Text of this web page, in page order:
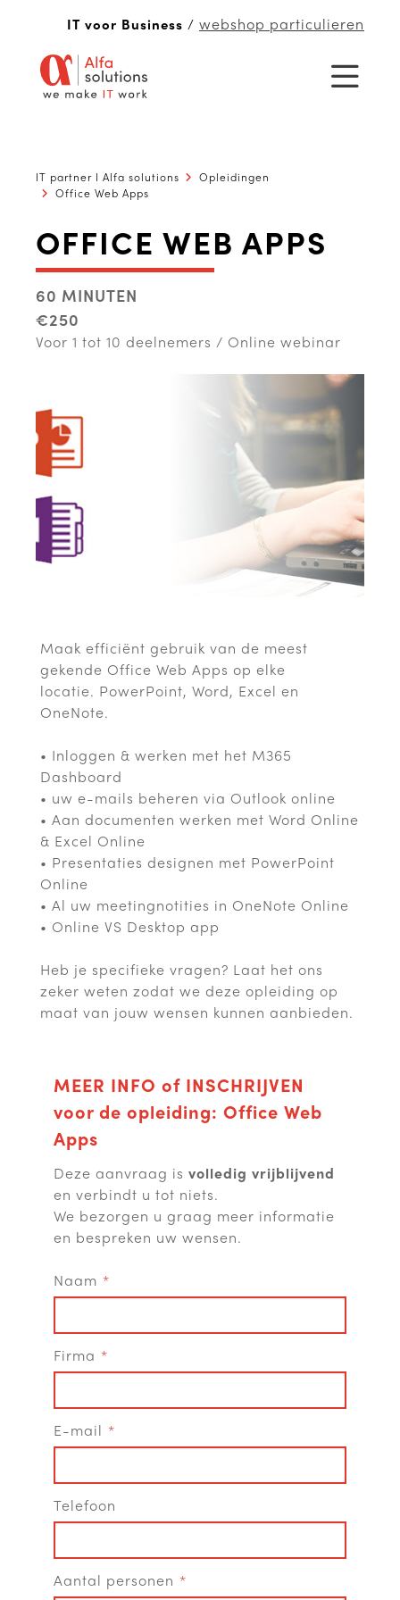
IT voor Business / webshop particulieren
IT partner I Alfa solutions
Opleidingen
Office Web Apps
OFFICE WEB APPS
60 MINUTEN
€250
Voor 1 tot 10 deelnemers / Online webinar
Maak efficiënt gebruik van de meest
gekende Office Web Apps op elke
locatie. PowerPoint, Word, Excel en
OneNote.
• Inloggen & werken met het M365
Dashboard
• uw e-mails beheren via Outlook online
• Aan documenten werken met Word Online
& Excel Online
• Presentaties designen met PowerPoint
Online
• Al uw meetingnotities in OneNote Online
• Online VS Desktop app
Heb je specifieke vragen? Laat het ons
zeker weten zodat we deze opleiding op
maat van jouw wensen kunnen aanbieden.
MEER INFO of INSCHRIJVEN
voor de opleiding: Office Web
Apps
Deze aanvraag is volledig vrijblijvend
en verbindt u tot niets.
We bezorgen u graag meer informatie
en bespreken uw wensen.
Naam
Firma
E-mail
Telefoon
Aantal personen